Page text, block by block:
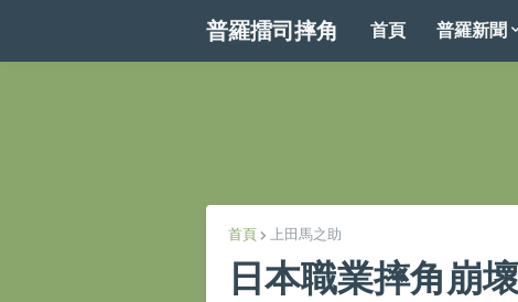
普羅擂司摔角 首頁 普羅新聞
首頁 上田馬之助
日本職業摔角崩